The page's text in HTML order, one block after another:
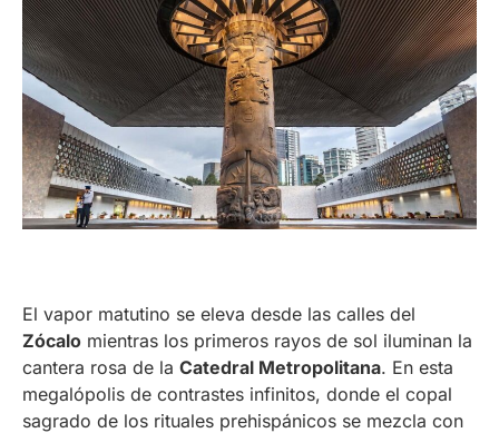
El vapor matutino se eleva desde las calles del
Zócalo mientras los primeros rayos de sol iluminan la
cantera rosa de la Catedral Metropolitana. En esta
megalópolis de contrastes infinitos, donde el copal
sagrado de los rituales prehispánicos se mezcla con